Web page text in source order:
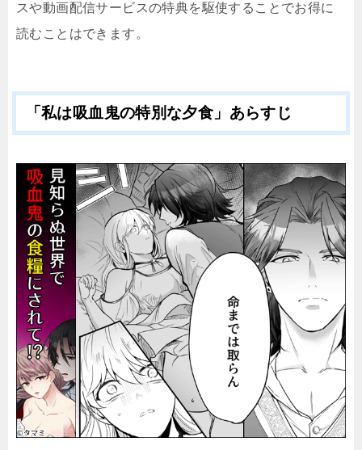
スや動画配信サービスの特典を駆使することでお得に
読むことはできます。
「私は吸血鬼の特別な夕食」あらすじ